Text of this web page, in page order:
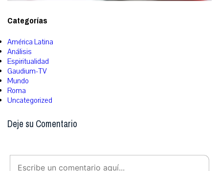
Categorías
América Latina
Análisis
Espiritualidad
Gaudium-TV
Mundo
Roma
Uncategorized
Deje su Comentario